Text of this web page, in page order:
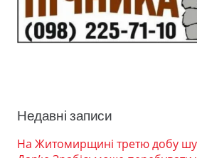
Недавні записи
На Житомирщині третю добу